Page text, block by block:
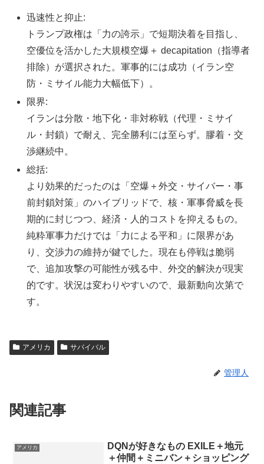
迅速性と抑止:
トランプ政権は「力の誇示」で短期決着を目指し、
空優位を活かした大規模空爆＋ decapitation（指導者
排除）が選択された。軍事的には成功（イラン空
防・ミサイル能力大幅低下）。
限界:
イランは分散・地下化・非対称戦（代理・ミサイ
ル・封鎖）で耐え、完全勝利には至らず。膠着・交
渉継続中。
総括:
より効果的だったのは「空爆＋外交・サイバー・事
前封鎖対策」のハイブリッドで、核・軍事脅威を長
期的に封じつつ、経済・人的コストを抑えるもの。
純粋軍事力だけでは「力による平和」に限界があ
り、交渉力の維持が鍵でした。現在も停戦は脆弱
で、追加攻撃の可能性が残る中、外交的解決が現実
的です。状況は変わりやすいので、最新動向次第で
す。
アメリカ サバイバル
管理人
関連記事
アメリカ
DQNが好きなもの EXILE＋地元
＋仲間＋ミニバン＋ショッピング